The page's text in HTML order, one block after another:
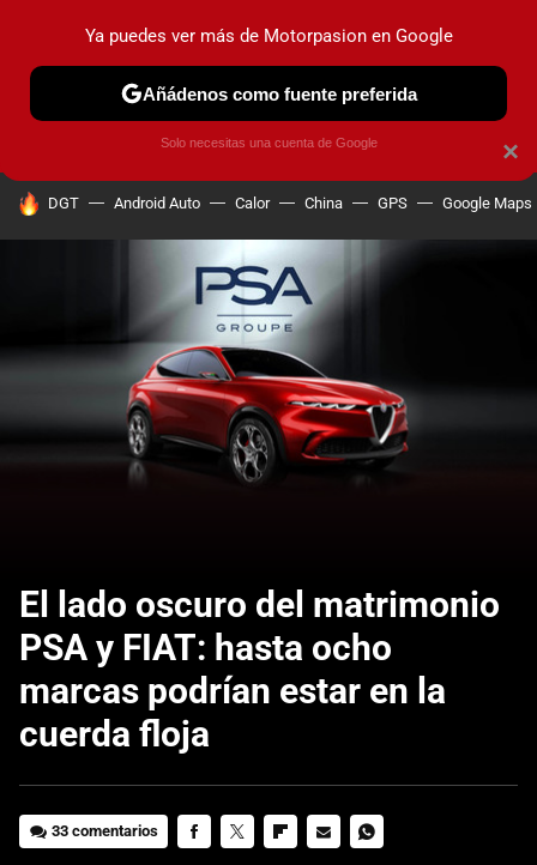
PRUEBAS COCHES ELÉCTRICOS OBSERVATORIO
HOY SE HABLA DE
DGT Android Auto Calor China GPS Google Maps
El lado oscuro del matrimonio
PSA y FIAT: hasta ocho
marcas podrían estar en la
cuerda floja
33 comentarios
×
Ya puedes ver más de Motorpasion en Google
Añádenos como fuente preferida
Solo necesitas una cuenta de Google